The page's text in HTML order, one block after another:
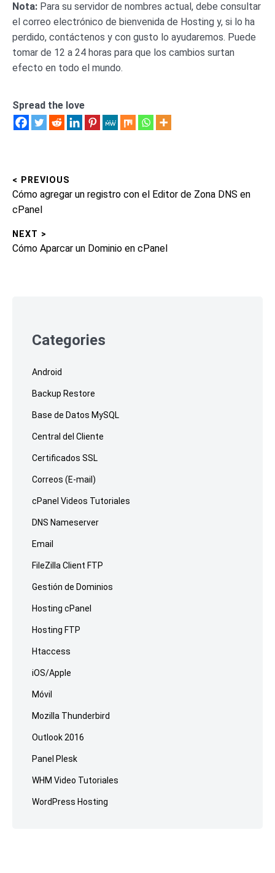
Nota: Para su servidor de nombres actual, debe consultar
el correo electrónico de bienvenida de Hosting y, si lo ha
perdido, contáctenos y con gusto lo ayudaremos. Puede
tomar de 12 a 24 horas para que los cambios surtan
efecto en todo el mundo.
Spread the love
Navegación
de
entradas
< PREVIOUS
Previous
post:
Cómo agregar un registro con el Editor de Zona DNS en
cPanel
NEXT >
Next
Cómo Aparcar un Dominio en cPanel
footerCategories
Android
Backup Restore
Base de Datos MySQL
Central del Cliente
Certificados SSL
Correos (E-mail)
cPanel Videos Tutoriales
DNS Nameserver
Email
FileZilla Client FTP
Gestión de Dominios
Hosting cPanel
Hosting FTP
Htaccess
iOS/Apple
Móvil
Mozilla Thunderbird
Outlook 2016
Panel Plesk
WHM Video Tutoriales
WordPress Hosting